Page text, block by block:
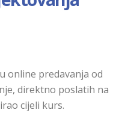
online predavanja od
direktno poslatih na
cijeli kurs.